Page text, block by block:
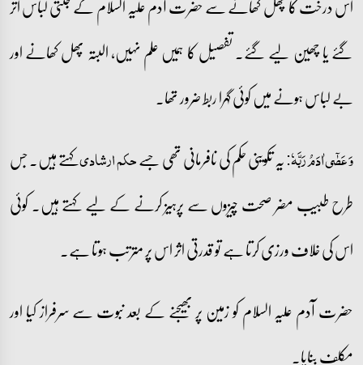
گئے یا چھین لیے گئے۔ تفصیل کا ہمیں علم نہیں، البتہ پھل کھانے اور
بے لباس ہونے میں کوئی گہرا ربط ضرور تھا۔
وَ عَصٰۤی اٰدَمُ رَبَّہٗ:یہ تکوینی حکم کی نافرمانی تھی جسےحکم ارشادیکہتے ہیں۔ جس
طرح طبیب مضر صحت چیزوں سے پرہیز کرنے کے لیے کہتے ہیں۔ کوئی
اس کی خلاف ورزی کرتا ہے تو قدرتی اثر اس پر مترتب ہوتا ہے۔
حضرت آدم علیہ السلام کو زمین پر بھیجنے کے بعد نبوت سے سرفراز کیا اور
مکلف بنایا۔